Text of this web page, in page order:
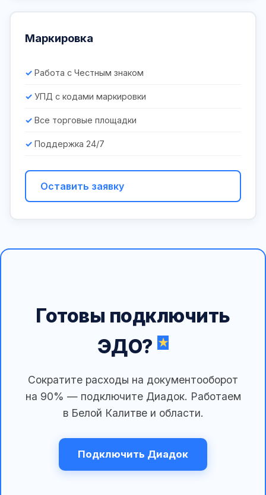
Маркировка
Работа с Честным знаком
УПД с кодами маркировки
Все торговые площадки
Поддержка 24/7
Оставить заявку
Готовы подключить
ЭДО?
Сократите расходы на документооборот
на 90% — подключите Диадок. Работаем
в Белой Калитве и области.
Подключить Диадок